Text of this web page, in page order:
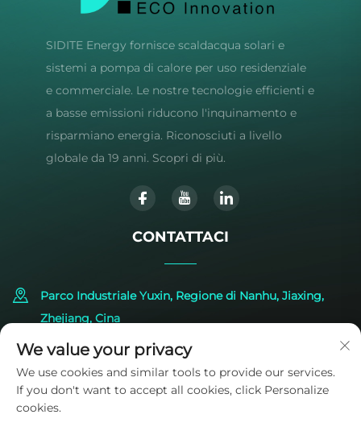
SIDITE Energy fornisce scaldacqua solari e
sistemi a pompa di calore per uso residenziale
e commerciale. Le nostre tecnologie efficienti e
a basse emissioni riducono l'inquinamento e
risparmiano energia. Riconosciuti a livello
globale da 19 anni. Scopri di più.
CONTATTACI
Parco Industriale Yuxin, Regione di Nanhu, Jiaxing,
Zhejiang, Cina
+86-573-83224422
[email protected]
We value your privacy
We use cookies and similar tools to provide our services.
If you don't want to accept all cookies, click Personalize
cookies.